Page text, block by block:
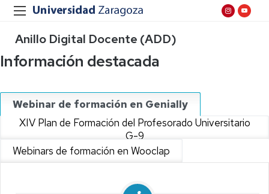
Anillo Digital Docente (ADD)
Información destacada
Webinar de formación en Genially
XIV Plan de Formación del Profesorado Universitario
G-9
Webinars de formación en Wooclap